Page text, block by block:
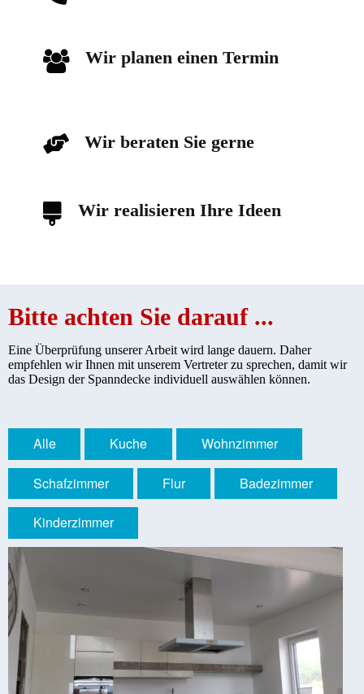
Wir planen einen Termin
Wir beraten Sie gerne
Wir realisieren Ihre Ideen
Bitte achten Sie darauf ...
Eine Überprüfung unserer Arbeit wird lange dauern. Daher
empfehlen wir Ihnen mit unserem Vertreter zu sprechen, damit wir
das Design der Spanndecke individuell auswählen können.
Alle Kuche Wohnzimmer
Schafzimmer Flur Badezimmer
Kinderzimmer